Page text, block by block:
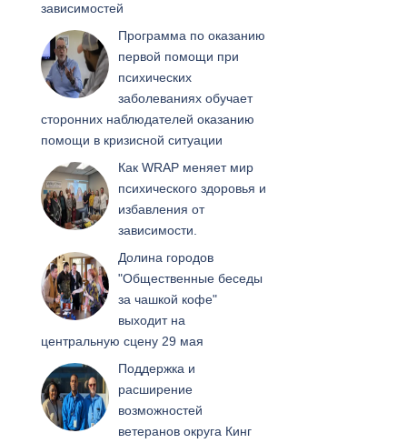
зависимостей
Программа по оказанию
первой помощи при
психических
заболеваниях обучает
сторонних наблюдателей оказанию
помощи в кризисной ситуации
Как WRAP меняет мир
психического здоровья и
избавления от
зависимости.
Долина городов
"Общественные беседы
за чашкой кофе"
выходит на
центральную сцену 29 мая
Поддержка и
расширение
возможностей
ветеранов округа Кинг